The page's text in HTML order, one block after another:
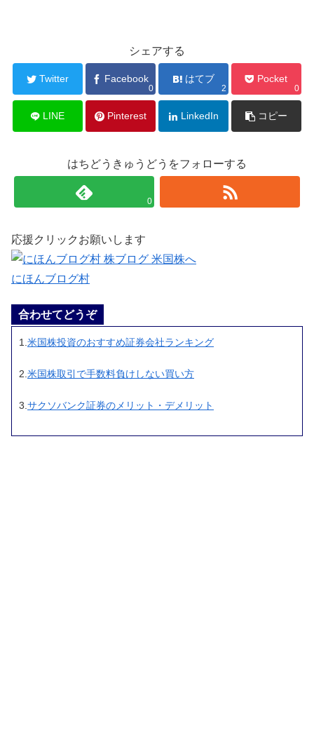
シェアする
Twitter Facebook
0
はてブ
2
Pocket
0
LINE Pinterest LinkedIn コピー
はちどうきゅうどうをフォローする
0
応援クリックお願いします
にほんブログ村
合わせてどうぞ
1. 米国株投資のおすすめ証券会社ランキング
2. 米国株取引で手数料負けしない買い方
3. サクソバンク証券のメリット・デメリット